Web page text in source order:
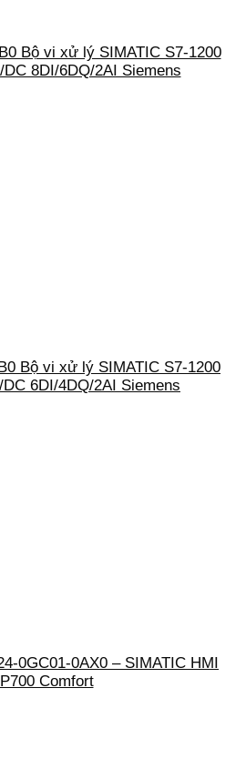
Bộ vi xử lý SIMATIC S7-1200
DC 8DI/6DQ/2AI Siemens
Bộ vi xử lý SIMATIC S7-1200
6DI/4DQ/2AI Siemens
0GC01-0AX0 – SIMATIC HMI
Comfort